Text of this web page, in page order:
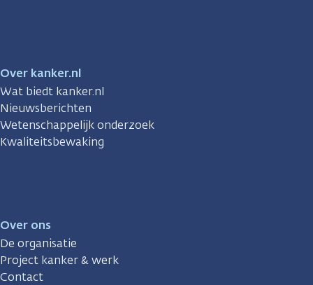
Over kanker.nl
Wat biedt kanker.nl
Nieuwsberichten
Wetenschappelijk onderzoek
Kwaliteitsbewaking
Over ons
De organisatie
Project kanker & werk
Contact